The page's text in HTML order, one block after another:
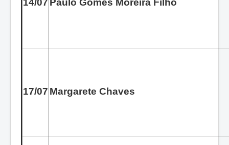
14/07 Paulo Gomes Moreira Filho
17/07 Margarete Chaves